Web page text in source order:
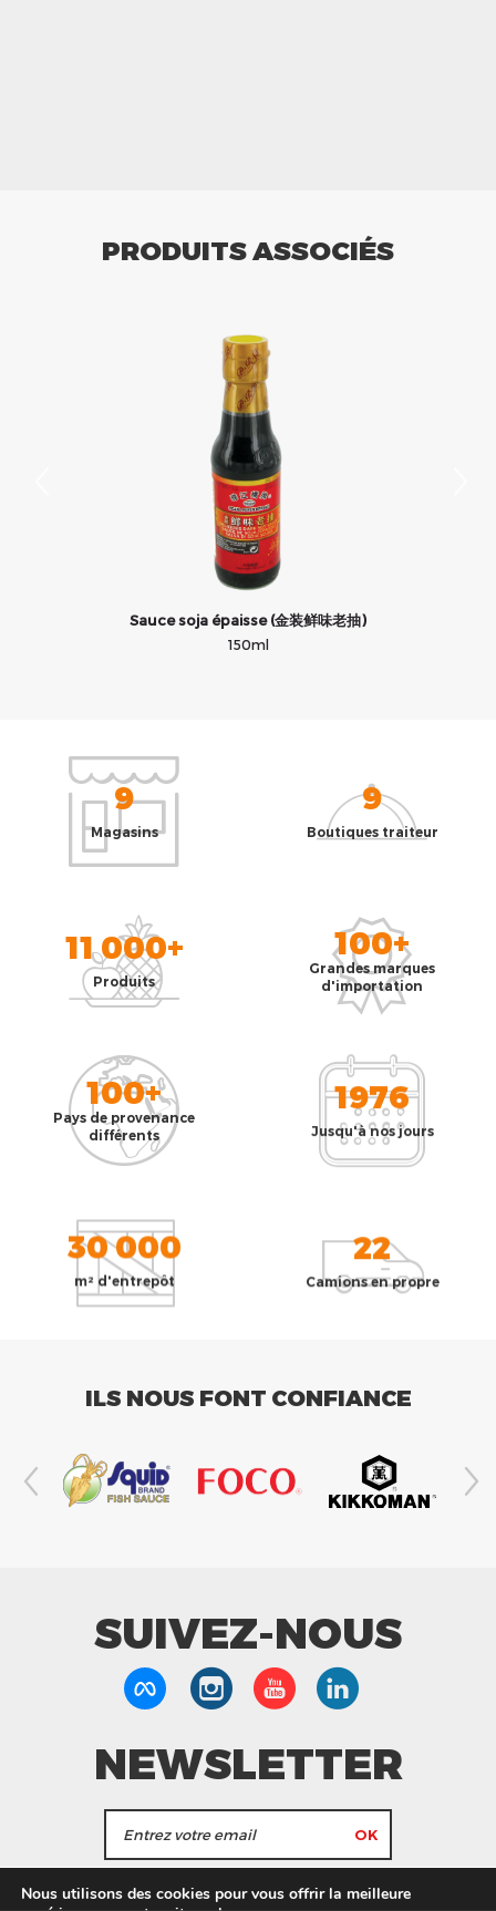
PRODUITS ASSOCIÉS
Sauce soja épaisse (金装鲜味老抽)
150ml
9
Magasins
9
Boutiques traiteur
11 000+
Produits
100+
Grandes marques
d'importation
100+
Pays de provenance
différents
1976
Jusqu'à nos jours
30 000
m² d'entrepôt
22
Camions en propre
ILS NOUS FONT CONFIANCE
SUIVEZ-NOUS
NEWSLETTER
J'accepte de recevoir les actualités et les
Nous utilisons des cookies pour vous offrir la meilleure